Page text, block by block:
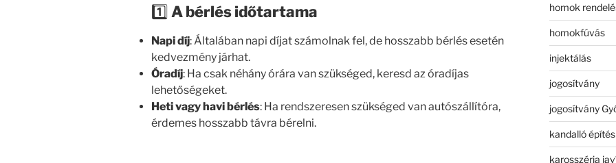
1️⃣ A bérlés időtartama
Napi díj: Általában napi díjat számolnak fel, de hosszabb bérlés esetén
kedvezmény járhat.
Óradíj: Ha csak néhány órára van szükséged, keresd az óradíjas
lehetőségeket.
Heti vagy havi bérlés: Ha rendszeresen szükséged van autószállítóra,
érdemes hosszabb távra bérelni.
homok
homokfúvás
injektálás
jogosítvány
jogosítvány
kandalló építés
karosszéria